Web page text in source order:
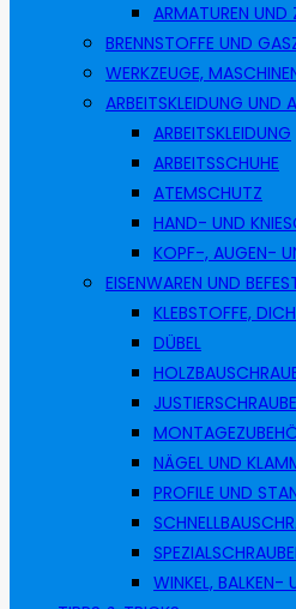
ARMATUREN UND
BRENNSTOFFE UND
WERKZEUGE,
ARBEITSKLEIDUNG UND
ARBEITSKLEIDUNG
ARBEITSSCHUHE
ATEMSCHUTZ
HAND- UND
KOPF-, AUGEN-
EISENWAREN UND
KLEBSTOFFE,
DÜBEL
NÄGEL UND
PROFILE UND
WINKEL, BALKEN-